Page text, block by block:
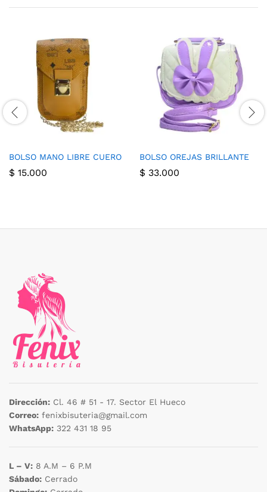
BOLSO MANO LIBRE CUERO
$ 15.000
BOLSO OREJAS BRILLANTE
$ 33.000
Dirección: Cl. 46 # 51 - 17. Sector El Hueco
Correo: fenixbisuteria@gmail.com
WhatsApp: 322 431 18 95
L – V: 8 A.M – 6 P.M
Sábado: Cerrado